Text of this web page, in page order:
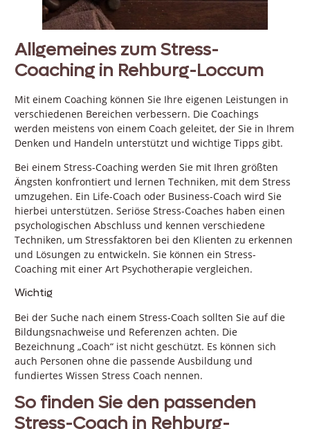
Allgemeines zum Stress-
Coaching in Rehburg-Loccum
Mit einem Coaching können Sie Ihre eigenen Leistungen in
verschiedenen Bereichen verbessern. Die Coachings
werden meistens von einem Coach geleitet, der Sie in Ihrem
Denken und Handeln unterstützt und wichtige Tipps gibt.
Bei einem Stress-Coaching werden Sie mit Ihren größten
Ängsten konfrontiert und lernen Techniken, mit dem Stress
umzugehen. Ein Life-Coach oder Business-Coach wird Sie
hierbei unterstützen. Seriöse Stress-Coaches haben einen
psychologischen Abschluss und kennen verschiedene
Techniken, um Stressfaktoren bei den Klienten zu erkennen
und Lösungen zu entwickeln. Sie können ein Stress-
Coaching mit einer Art Psychotherapie vergleichen.
Wichtig
Bei der Suche nach einem Stress-Coach sollten Sie auf die
Bildungsnachweise und Referenzen achten. Die
Bezeichnung „Coach“ ist nicht geschützt. Es können sich
auch Personen ohne die passende Ausbildung und
fundiertes Wissen Stress Coach nennen.
So finden Sie den passenden
Stress-Coach in Rehburg-